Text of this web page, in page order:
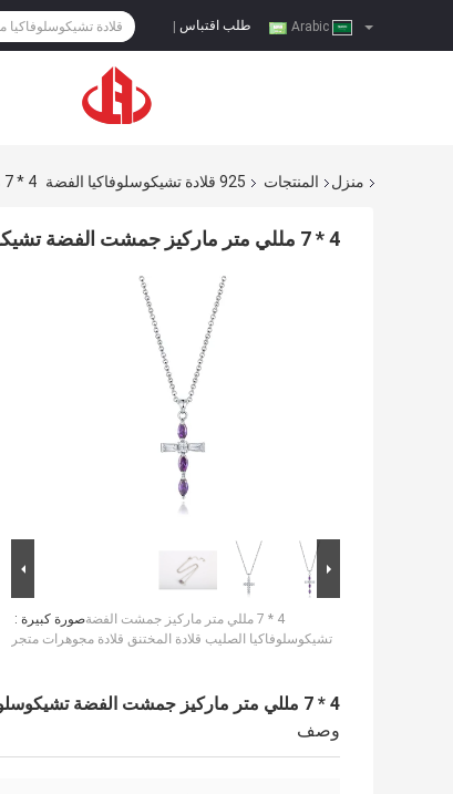
طلب اقتباس
منزل المنتجات 925 قلادة تشيكوسلوفاكيا الفضة 4 * 7 مللي متر ماركيز جمشت الفضة تشيكوسلوفاكيا الصليب قلادة المختنق قلادة مجوهرات متجر
4 * 7 مللي متر ماركيز جمشت الفضة تشيكوسلوفاكيا الصليب قلادة المختنق قلادة مجوهرات متجر
صورة كبيرة :4 * 7 مللي متر ماركيز جمشت الفضة
تشيكوسلوفاكيا الصليب قلادة المختنق قلادة مجوهرات متجر
4 * 7 مللي متر ماركيز جمشت الفضة تشيكوسلوفاكيا الصليب قلادة المختنق قلادة مجوهرات متجر
وصف